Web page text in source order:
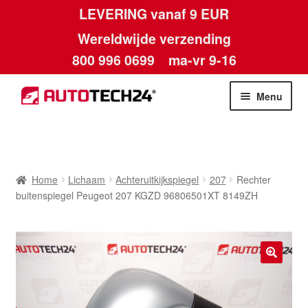
LEVERING vanaf 9 EUR
Wereldwijde verzending
800 996 0699 ma-vr 9-16
Ga
door
Ga
naar
Menu
Betalingen
Home Lichaam Achteruitkijkspiegel 207
Rechter
buitenspiegel Peugeot 207 KGZD 96806501XT 8149ZH